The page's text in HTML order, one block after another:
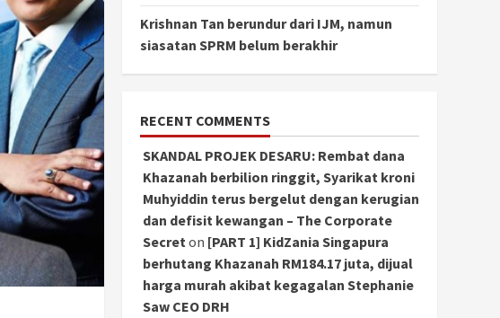
Krishnan Tan berundur dari IJM, namun
siasatan SPRM belum berakhir
RECENT COMMENTS
SKANDAL PROJEK DESARU: Rembat dana
Khazanah berbilion ringgit, Syarikat kroni
Muhyiddin terus bergelut dengan kerugian
dan defisit kewangan – The Corporate
Secret on [PART 1] KidZania Singapura
berhutang Khazanah RM184.17 juta, dijual
harga murah akibat kegagalan Stephanie
Saw CEO DRH